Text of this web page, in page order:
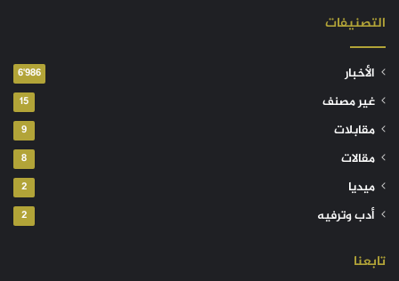
التصنيفات
الأخبار 6٬986
غير مصنف 15
مقابلات 9
مقالات 8
ميديا 2
أدب وترفيه 2
تابعنا